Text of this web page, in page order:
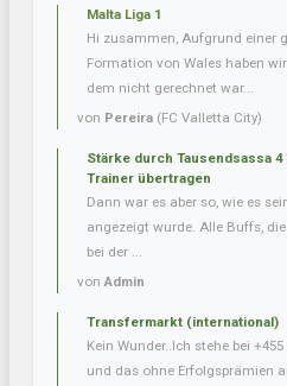
Malta Liga 1
Hi zusammen, Aufgrund einer
Formation von Wales haben
dem nicht gerechnet war...
von Pereira (FC Valletta City)
Stärke durch Tausendsassa
Trainer übertragen
Dann war es aber so, wie es
angezeigt wurde. Alle Buffs,
bei der ...
vonAdmin
Transfermarkt (international)
Kein Wunder..Ich stehe bei
und das ohne Erfolgsprämien